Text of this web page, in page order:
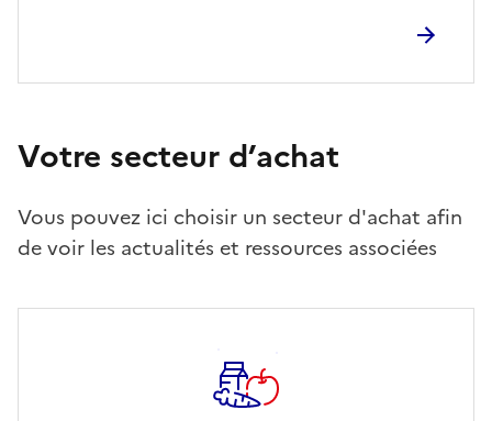
Votre secteur d’achat
Vous pouvez ici choisir un secteur d'achat afin
de voir les actualités et ressources associées